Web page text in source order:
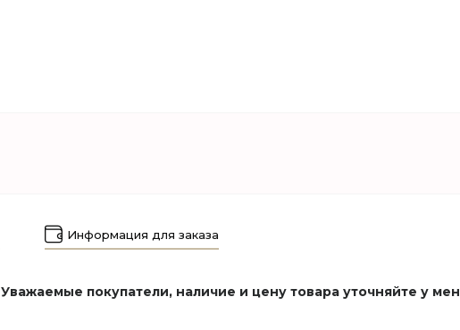
Информация для заказа
Уважаемые покупатели, наличие и цену товара уточняйте у